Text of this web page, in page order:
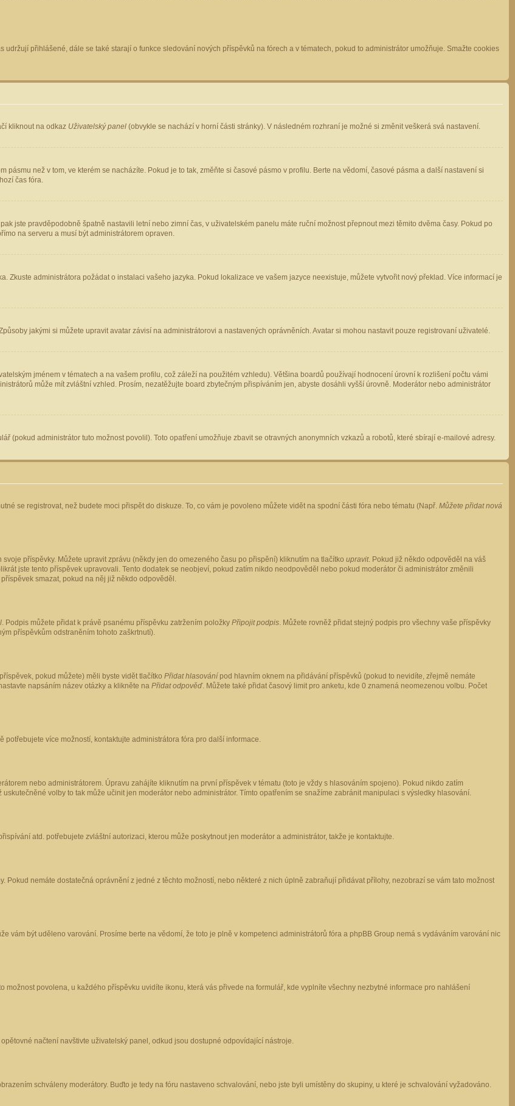
udržují přihlášené, dále se také starají o funkce sledování nových příspěvků na fórech a v tématech, pokud to administrátor umožňuje. Smažte cookies
kliknout na odkaz Uživatelský panel (obvykle se nachází v horní části stránky). V následném rozhraní je možné si změnit veškerá svá nastavení.
než v tom, ve kterém se nacházíte. Pokud je to tak, změňte si časové pásmo v profilu. Berte na vědomí, časové pásma a další nastavení si
čas fóra.
jste pravděpodobně špatně nastavili letní nebo zimní čas, v uživatelském panelu máte ruční možnost přepnout mezi těmito dvěma časy. Pokud po
na serveru a musí být administrátorem opraven.
administrátora požádat o instalaci vašeho jazyka. Pokud lokalizace ve vašem jazyce neexistuje, můžete vytvořit nový překlad. Více informací je
jakými si můžete upravit avatar závisí na administrátorovi a nastavených oprávněních. Avatar si mohou nastavit pouze registrovaní uživatelé.
jménem v tématech a na vašem profilu, což záleží na použitém vzhledu). Většina boardů používají hodnocení úrovní k rozlišení počtu vámi
může mít zvláštní vzhled. Prosím, nezatěžujte board zbytečným přispíváním jen, abyste dosáhli vyšší úrovně. Moderátor nebo administrátor
(pokud administrátor tuto možnost povolil). Toto opatření umožňuje zbavit se otravných anonymních vzkazů a robotů, které sbírají e-mailové adresy.
se registrovat, než budete moci přispět do diskuze. To, co vám je povoleno můžete vidět na spodní části fóra nebo tématu (Např. Můžete přidat nová
příspěvky. Můžete upravit zprávu (někdy jen do omezeného času po přispění) kliknutím na tlačítko upravit. Pokud již někdo odpověděl na váš
jste tento příspěvek upravovali. Tento dodatek se neobjeví, pokud zatím nikdo neodpověděl nebo pokud moderátor či administrátor změnili
smazat, pokud na něj již někdo odpověděl.
. Podpis můžete přidat k právě psanému příspěvku zatržením položky Připojit podpis. Můžete rovněž přidat stejný podpis pro všechny vaše příspěvky
příspěvkům odstraněním tohoto zaškrtnutí).
pokud můžete) měli byste vidět tlačítko Přidat hlasování pod hlavním oknem na přidávání příspěvků (pokud to nevidíte, zřejmě nemáte
napsáním název otázky a klikněte na Přidat odpověď. Můžete také přidat časový limit pro anketu, kde 0 znamená neomezenou volbu. Počet
více možností, kontaktujte administrátora fóra pro další informace.
nebo administrátorem. Úpravu zahájíte kliknutím na první příspěvek v tématu (toto je vždy s hlasováním spojeno). Pokud nikdo zatím
volby to tak může učinit jen moderátor nebo administrátor. Tímto opatřením se snažíme zabránit manipulaci s výsledky hlasování.
atd. potřebujete zvláštní autorizaci, kterou může poskytnout jen moderátor a administrátor, takže je kontaktujte.
nemáte dostatečná oprávnění z jedné z těchto možností, nebo některé z nich úplně zabraňují přidávat přílohy, nezobrazí se vám tato možnost
vám být uděleno varování. Prosíme berte na vědomí, že toto je plně v kompetenci administrátorů fóra a phpBB Group nemá s vydáváním varování nic
povolena, u každého příspěvku uvidíte ikonu, která vás přivede na formulář, kde vyplníte všechny nezbytné informace pro nahlášení
načtení navštivte uživatelský panel, odkud jsou dostupné odpovídající nástroje.
schváleny moderátory. Buďto je tedy na fóru nastaveno schvalování, nebo jste byli umístěny do skupiny, u které je schvalování vyžadováno.